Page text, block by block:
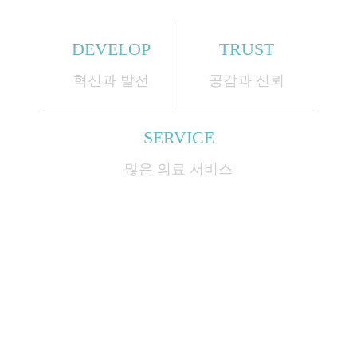
DEVELOP
혁신과 발전
TRUST
공감과 신뢰
SERVICE
많은 의료 서비스